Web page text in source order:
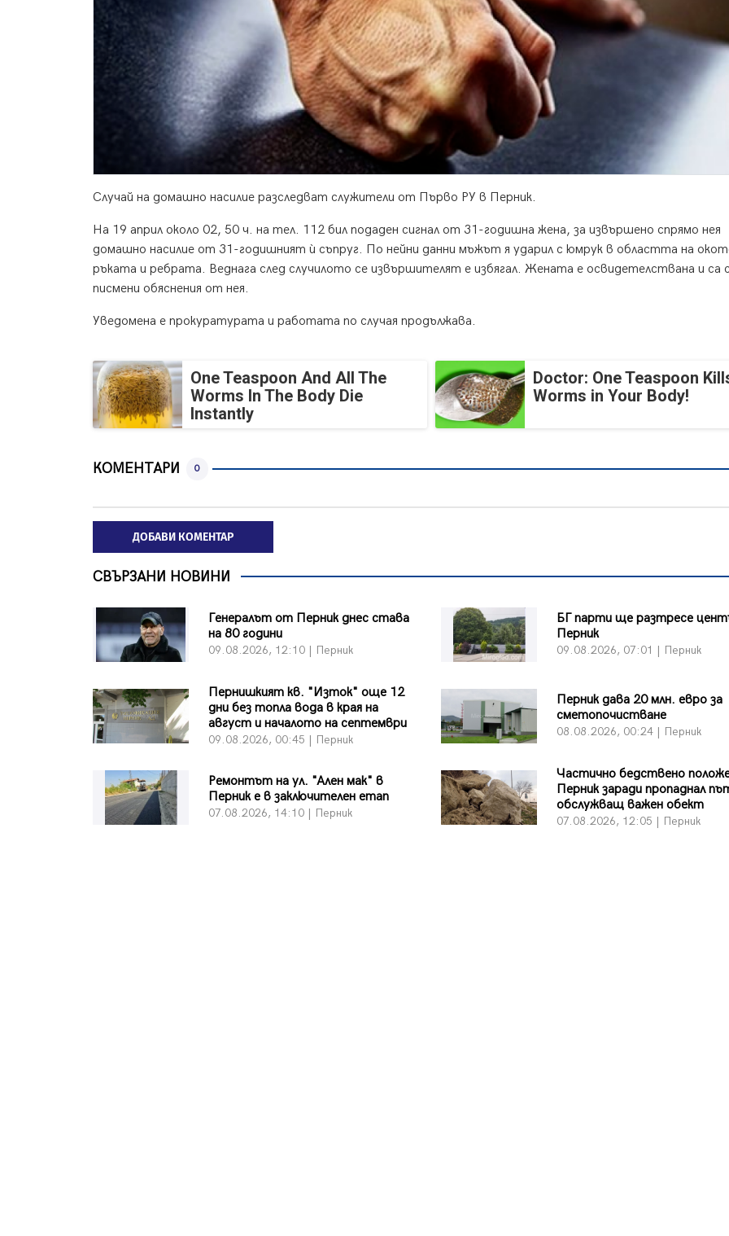
Случай на домашно насилие разследват служители от Първо РУ в Перник.
На 19 април около 02, 50 ч. на тел. 112 бил подаден сигнал от 31-годишна жена, за извършено спрямо нея
домашно насилие от 31-годишният ѝ съпруг. По нейни данни мъжът я ударил с юмрук в областта на
ръката и ребрата. Веднага след случилото се извършителят е избягал. Жената е освидетелствана и са
писмени обяснения от нея.
Уведомена е прокуратурата и работата по случая продължава.
One Teaspoon And All The
Worms In The Body Die
Instantly
Doctor: One Teaspoon
Worms in Your Body!
КОМЕНТАРИ 0
ДОБАВИ КОМЕНТАР
СВЪРЗАНИ НОВИНИ
Генералът от Перник днес става
на 80 години
09.08.2026, 12:10 | Перник
БГ парти ще разтресе
Перник
09.08.2026, 07:01 | Перник
Пернишкият кв. "Изток" още 12
дни без топла вода в края на
август и началото на септември
09.08.2026, 00:45 | Перник
Перник дава 20 млн. евро за
сметопочистване
08.08.2026, 00:24 | Перник
Ремонтът на ул. "Ален мак" в
Перник е в заключителен етап
07.08.2026, 14:10 | Перник
Частично бедствено
Перник заради пропаднал
обслужващ важен обект
07.08.2026, 12:05 | Перник